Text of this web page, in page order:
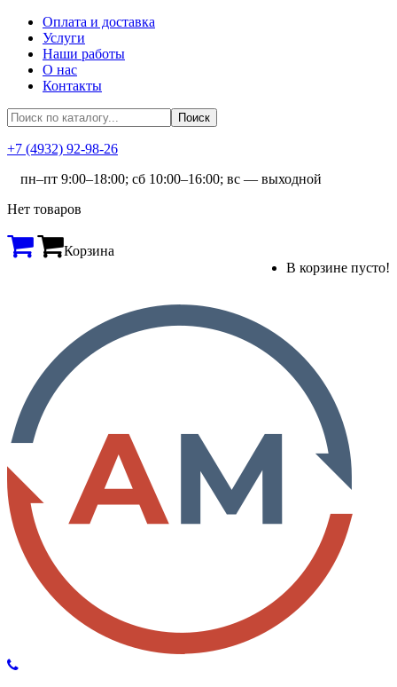
Оплата и доставка
Услуги
Наши работы
О нас
Контакты
+7 (4932) 92-98-26
пн–пт 9:00–18:00; сб 10:00–16:00; вс — выходной
Нет товаров
Корзина
В корзине пусто!